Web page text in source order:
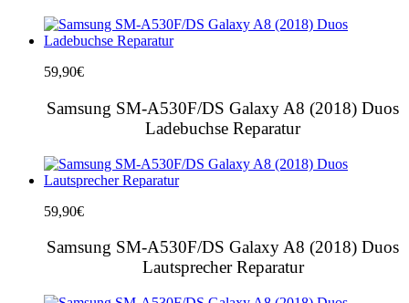
59,90€
Samsung SM-A530F/DS Galaxy A8 (2018) Duos
Ladebuchse Reparatur
59,90€
Samsung SM-A530F/DS Galaxy A8 (2018) Duos
Lautsprecher Reparatur